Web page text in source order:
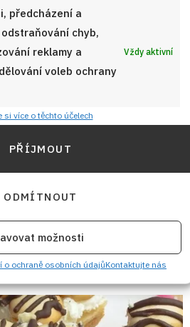
předcházení a
chyb,
reklamy a
voleb ochrany
Vždy aktivní
si více o těchto účelech
PŘÍJMOUT
ODMÍTNOUT
možnosti
o ochraně osobních údajůKontaktujte nás
vůní koření: Ideální
a zimní dny
krok za krokem na
dort, který osvěží a zároveň